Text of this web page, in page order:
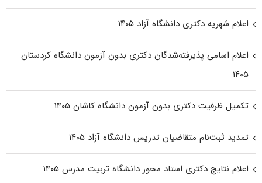
اعلام شهریه دکتری دانشگاه آزاد ۱۴۰۵
اعلام اسامی پذیرفته‌شدگان دکتری بدون آزمون دانشگاه کردستان
۱۴۰۵
تکمیل ظرفیت دکتری بدون آزمون دانشگاه کاشان ۱۴۰۵
تمدید ثبت‌نام متقاضیان تدریس دانشگاه آزاد ۱۴۰۵
اعلام نتایج دکتری استاد محور دانشگاه تربیت مدرس ۱۴۰۵